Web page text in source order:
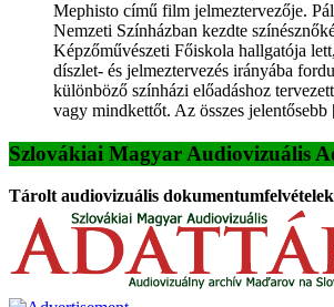
Mephisto című film jelmeztervezője.
Nemzeti Színházban kezdte
Képzőművészeti Főiskola hallgatója
díszlet- és jelmeztervezés irányába
különböző színházi előadáshoz
vagy mindkettőt. Az összes
Szlovákiai Magyar Audiovizuális
Tárolt audiovizuális